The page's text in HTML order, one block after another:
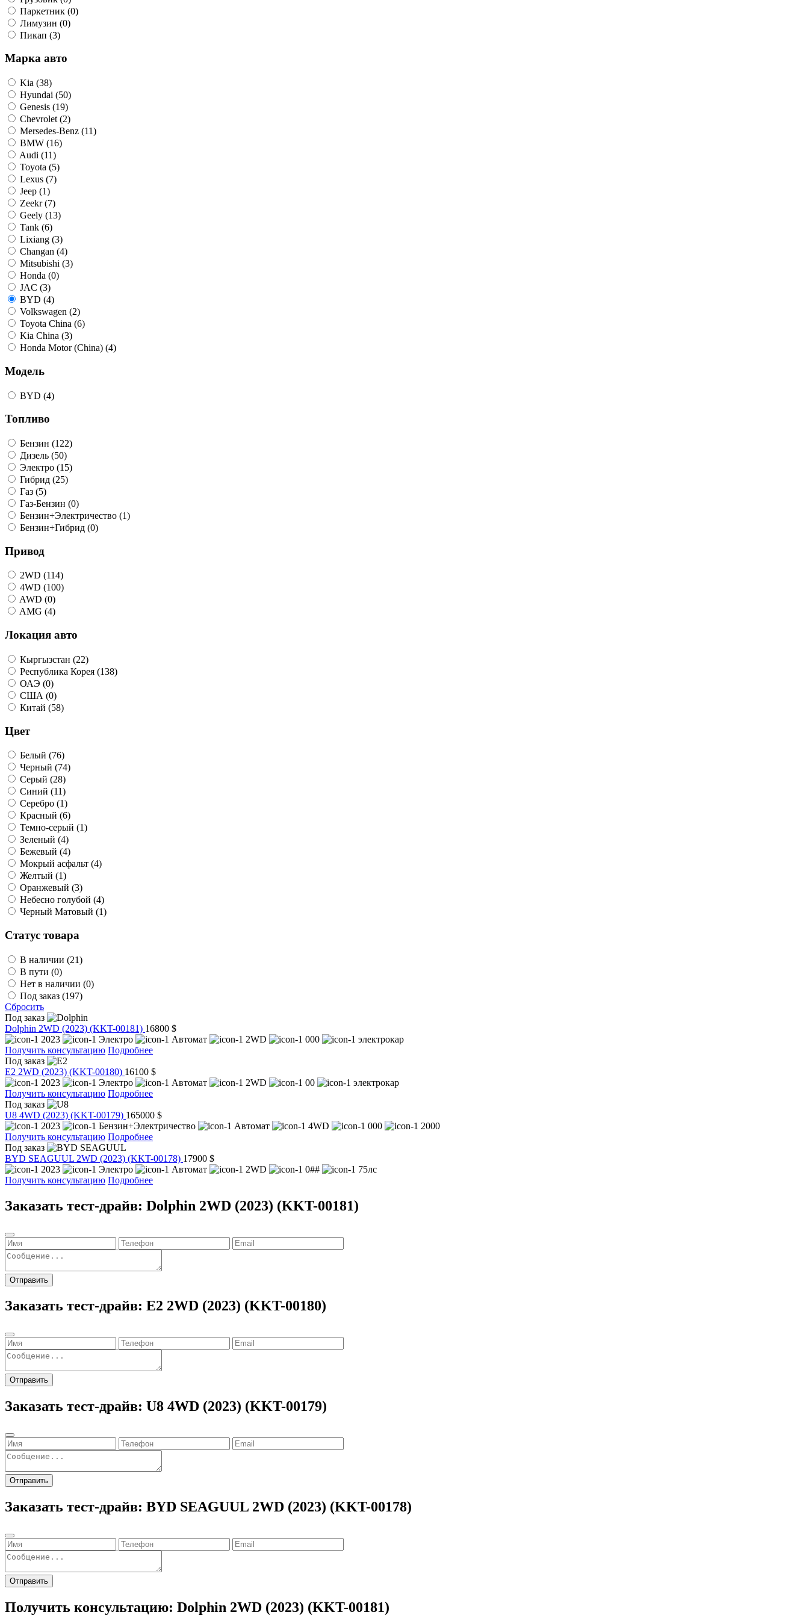
Паркетник (0)
Лимузин (0)
Пикап (3)
Марка авто
Kia (38)
Hyundai (50)
Genesis (19)
Chevrolet (2)
Mersedes-Benz (11)
BMW (16)
Audi (11)
Toyota (5)
Lexus (7)
Jeep (1)
Zeekr (7)
Geely (13)
Tank (6)
Lixiang (3)
Changan (4)
Mitsubishi (3)
Honda (0)
JAC (3)
BYD (4)
Volkswagen (2)
Toyota Сhina (6)
Kia China (3)
Honda Motor (China) (4)
Модель
BYD (4)
Топливо
Бензин (122)
Дизель (50)
Электро (15)
Гибрид (25)
Газ (5)
Газ-Бензин (0)
Бензин+Электричество (1)
Бензин+Гибрид (0)
Привод
2WD (114)
4WD (100)
AWD (0)
AMG (4)
Локация авто
Кыргызстан (22)
Республика Корея (138)
ОАЭ (0)
США (0)
Китай (58)
Цвет
Белый (76)
Черный (74)
Серый (28)
Синий (11)
Серебро (1)
Красный (6)
Темно-серый (1)
Зеленый (4)
Бежевый (4)
Мокрый асфальт (4)
Желтый (1)
Оранжевый (3)
Небесно голубой (4)
Черный Матовый (1)
Статус товара
В наличии (21)
В пути (0)
Нет в наличии (0)
Под заказ (197)
Сбросить
Под заказ
Dolphin 2WD (2023) (KKT-00181) 16800 $
2023
Электро Автомат 2WD 000
электрокар
Получить консультацию Подробнее
Под заказ
E2 2WD (2023) (KKT-00180) 16100 $
2023
Электро Автомат 2WD 00
электрокар
Получить консультацию Подробнее
Под заказ
U8 4WD (2023) (KKT-00179) 165000 $
2023
Бензин+Электричество Автомат 4WD 000
2000
Получить консультацию Подробнее
Под заказ
BYD SEAGUUL 2WD (2023) (KKT-00178) 17900 $
2023
Электро Автомат 2WD 0##
75лс
Получить консультацию Подробнее
Заказать тест-драйв: Dolphin 2WD (2023) (KKT-00181)
Отправить
Заказать тест-драйв: E2 2WD (2023) (KKT-00180)
Отправить
Заказать тест-драйв: U8 4WD (2023) (KKT-00179)
Отправить
Заказать тест-драйв: BYD SEAGUUL 2WD (2023) (KKT-00178)
Отправить
Получить консультацию: Dolphin 2WD (2023) (KKT-00181)